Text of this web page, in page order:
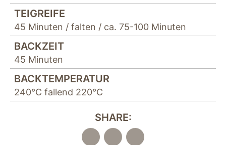
TEIGREIFE
45 Minuten / falten / ca. 75-100 Minuten
BACKZEIT
45 Minuten
BACKTEMPERATUR
240°C fallend 220°C
SHARE: